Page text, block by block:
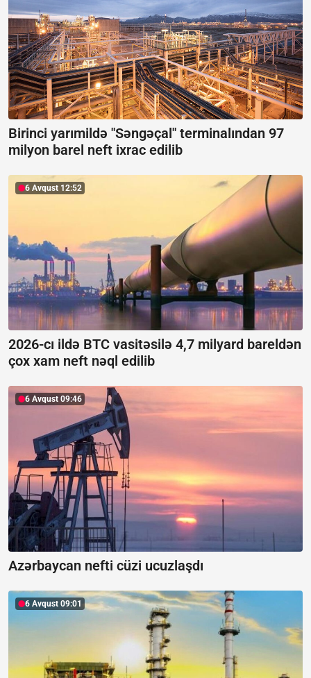
Birinci yarımildə "Səngəçal" terminalından 97
milyon barel neft ixrac edilib
6 Avqust 12:52
2026-cı ildə BTC vasitəsilə 4,7 milyard bareldən
çox xam neft nəql edilib
6 Avqust 09:46
Azərbaycan nefti cüzi ucuzlaşdı
6 Avqust 09:01